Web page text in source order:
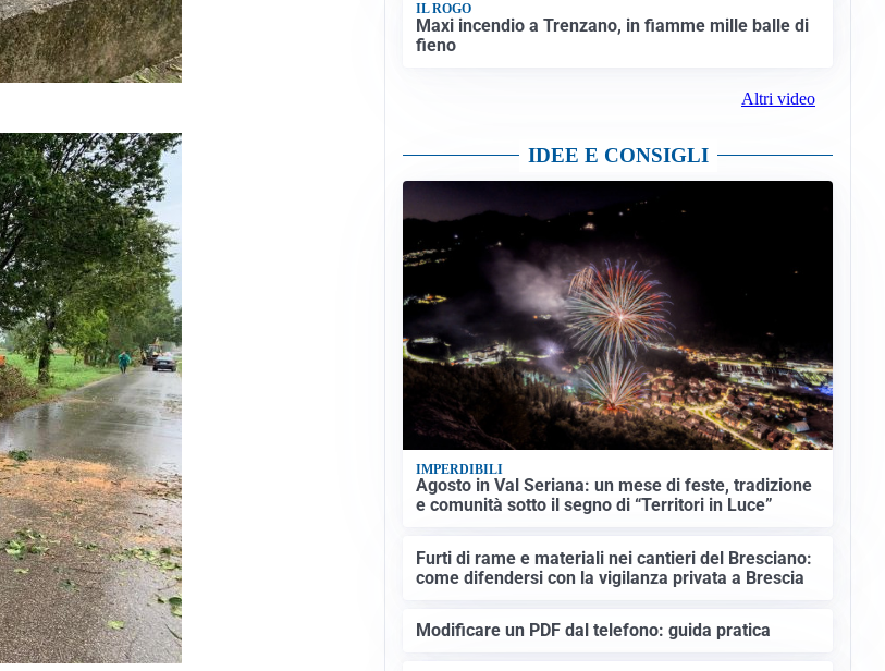
IL ROGO
Maxi incendio a Trenzano, in fiamme mille balle di
fieno
Altri video
IDEE E CONSIGLI
IMPERDIBILI
Agosto in Val Seriana: un mese di feste, tradizione
e comunità sotto il segno di “Territori in Luce”
Furti di rame e materiali nei cantieri del Bresciano:
come difendersi con la vigilanza privata a Brescia
Modificare un PDF dal telefono: guida pratica